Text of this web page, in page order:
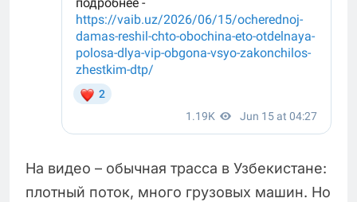
На видео – обычная трасса в Узбекистане:
плотный поток, много грузовых машин. Но